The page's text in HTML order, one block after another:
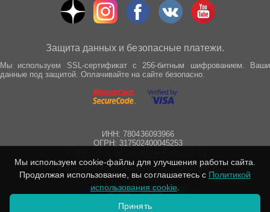
Защита данных и безопасные платежи.
Мы используем SSL-сертификат с 256-битным шифрованием. Ваши
данные под защитой. Оплачивайте на сайте безопасно.
ИНН: 780436093966
ОГРН: 317502400045253
Все права защищены © 2012 - 2025 wepro.ru
Мы используем cookie-файлы для улучшения работы сайта.
Продолжая использование, вы соглашаетесь с Политикой
использования cookie
Принять